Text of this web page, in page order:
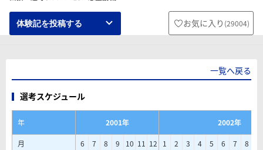
体験記を投稿する お気に入り (29004)
一覧へ戻る
選考スケジュール
年 2001年
2002年
月
6 7 8 9 10 11 12 1 2 3 4 5 6 7 8